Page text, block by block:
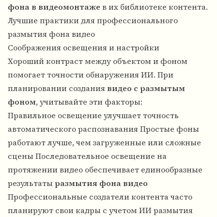
фона в видеомонтаже в их библиотеке контента.
Лучшие практики для профессионального
размытия фона видео
Соображения освещения и настройки
Хороший контраст между объектом и фоном
помогает точности обнаружения ИИ. При
планировании создания видео с размытым
фоном, учитывайте эти факторы:
Правильное освещение улучшает точность
автоматического распознавания Простые фоны
работают лучше, чем загруженные или сложные
сцены Последовательное освещение на
протяжении видео обеспечивает единообразные
результаты размытия фона видео
Профессиональные создатели контента часто
планируют свои кадры с учетомИИ размытия